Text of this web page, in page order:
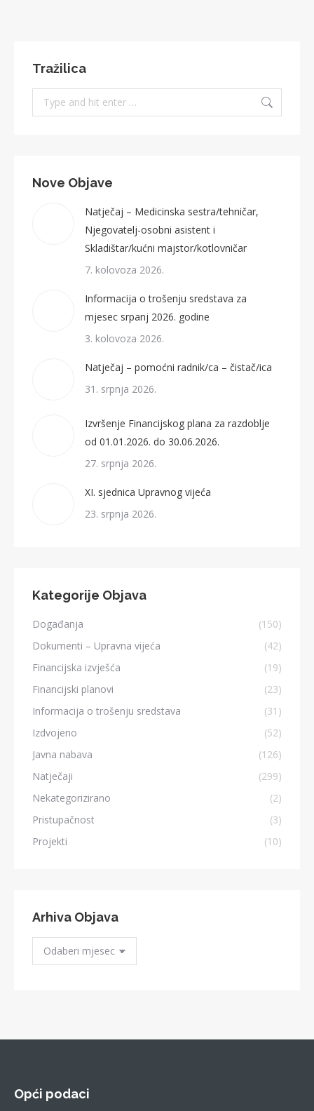
Tražilica
Search:
Nove Objave
Natječaj – Medicinska sestra/tehničar,
Njegovatelj-osobni asistent i
Skladištar/kućni majstor/kotlovničar
7. kolovoza 2026.
Informacija o trošenju sredstava za
mjesec srpanj 2026. godine
3. kolovoza 2026.
Natječaj – pomoćni radnik/ca – čistač/ica
31. srpnja 2026.
Izvršenje Financijskog plana za razdoblje
od 01.01.2026. do 30.06.2026.
27. srpnja 2026.
XI. sjednica Upravnog vijeća
23. srpnja 2026.
Kategorije Objava
Događanja
(150)
Dokumenti – Upravna vijeća
(42)
Financijska izvješća
(19)
Financijski planovi
(23)
Informacija o trošenju sredstava
(31)
Izdvojeno
(52)
Javna nabava
(126)
Natječaji
(299)
Nekategorizirano
(2)
Pristupačnost
(3)
Projekti
(10)
Arhiva Objava
Arhiva
Objava
Opći podaci